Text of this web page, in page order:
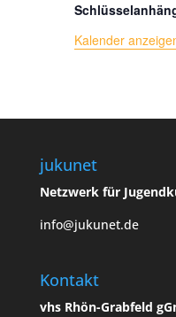
Kalender
jukunet
Netzwerk für
info@jukunet.de
Kontakt
vhs Rhön-Grabfeld